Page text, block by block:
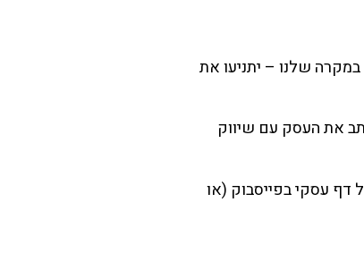
שלנו – יתניעו את
את העסק עם שיווק
עסקי בפייסבוק (או